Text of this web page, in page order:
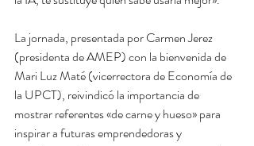
La jornada, presentada por Carmen Jerez
(presidenta de AMEP) con la bienvenida de
Mari Luz Maté (vicerrectora de Economía de
la UPCT), reivindicó la importancia de
mostrar referentes «de carne y hueso» para
inspirar a futuras emprendedoras y